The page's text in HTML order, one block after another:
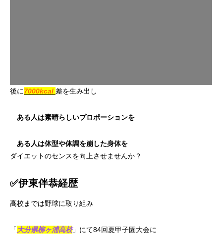
後に7000kcal 差を生み出し
ある人は素晴らしいプロポーションを
ある人は体型や体調を崩した身体を
ダイエットのセンスを向上させませんか？
✅伊東伴恭経歴
高校までは野球に取り組み
「 大分県柳ヶ浦高校」にて84回夏甲子園大会に